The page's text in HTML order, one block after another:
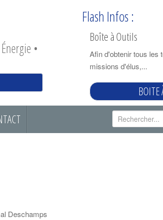
•
Flash Infos :
Boîte à Outils
Afin d'obtenir tous les
missions d'élus,...
BOITE
e
Deschamps